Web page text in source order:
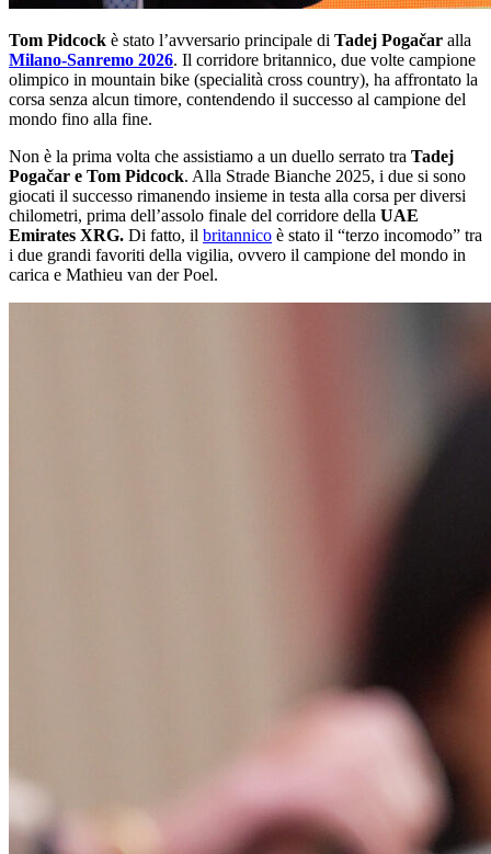
Tom Pidcock è stato l’avversario principale di Tadej Pogačar alla
Milano-Sanremo 2026. Il corridore britannico, due volte campione
olimpico in mountain bike (specialità cross country), ha affrontato la
corsa senza alcun timore, contendendo il successo al campione del
mondo fino alla fine.
Non è la prima volta che assistiamo a un duello serrato tra Tadej
Pogačar e Tom Pidcock. Alla Strade Bianche 2025, i due si sono
giocati il successo rimanendo insieme in testa alla corsa per diversi
chilometri, prima dell’assolo finale del corridore della UAE
Emirates XRG. Di fatto, il britannico è stato il “terzo incomodo” tra
i due grandi favoriti della vigilia, ovvero il campione del mondo in
carica e Mathieu van der Poel.